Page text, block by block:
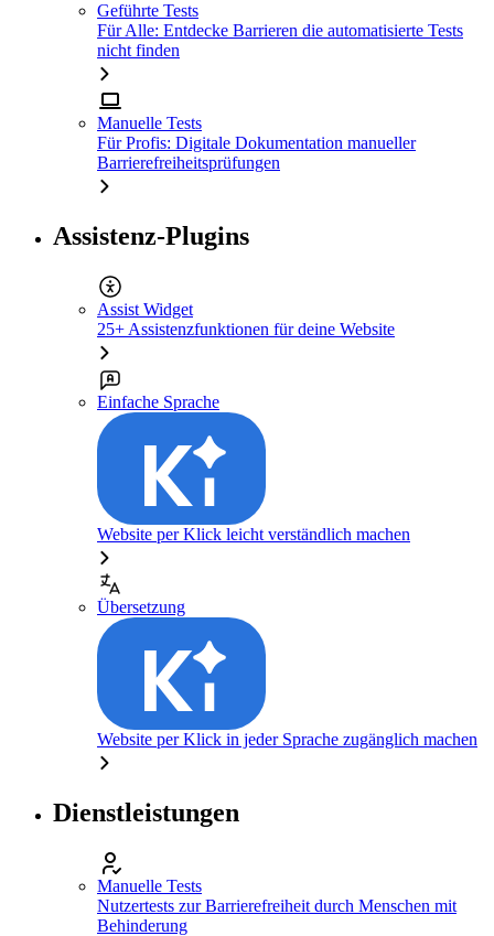
Geführte Tests
Für Alle: Entdecke Barrieren die automatisierte Tests
nicht finden
Manuelle Tests
Für Profis: Digitale Dokumentation manueller
Barrierefreiheitsprüfungen
Assistenz-Plugins
Assist Widget
25+ Assistenzfunktionen für deine Website
Einfache Sprache
Website per Klick leicht verständlich machen
Übersetzung
Website per Klick in jeder Sprache zugänglich machen
Dienstleistungen
Manuelle Tests
Nutzertests zur Barrierefreiheit durch Menschen mit
Behinderung